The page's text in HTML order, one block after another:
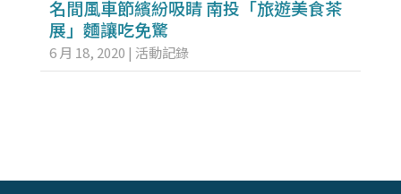
名間風車節繽紛吸睛 南投「旅遊美食茶
展」麵讓吃免驚
6 月 18, 2020 | 活動記錄